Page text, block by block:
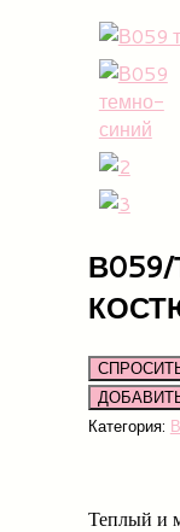
Категория:
Теплый и